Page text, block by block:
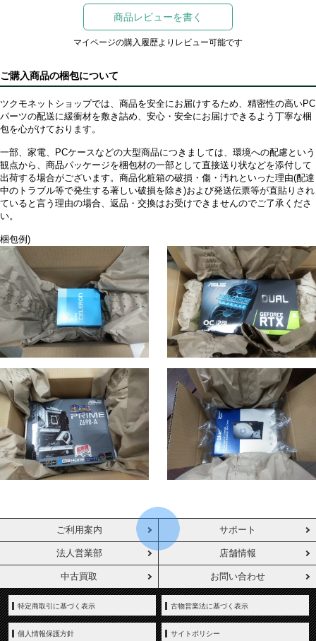
商品レビューを書く
マイページの購入履歴よりレビュー可能です
ご購入商品の梱包について
ツクモネットショップでは、商品を安全にお届けするため、精密性の高いPC
パーツの配送に緩衝材を敷き詰め、安心・安全にお届けできるよう丁寧な梱
包を心がけております。
一部、家電、PCケースなどの大型商品につきましては、環境への配慮という
観点から、商品パッケージを梱包材の一部として直接送り状などを添付して
出荷する場合がございます。商品化粧箱の破損・傷・汚れといった理由(配達
中のトラブル等で発生する著しい破損を除き)および発送伝票等が直貼りされ
ていると言う理由の場合、返品・交換はお受けできませんのでご了承くださ
い。
梱包例)
ご利用案内 サポート
法人営業部 店舗情報
中古買取 お問い合わせ
特定商取引に基づく表示 古物営業法に基づく表示
個人情報保護方針 サイトポリシー